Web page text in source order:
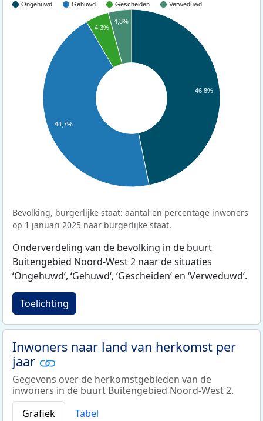
Ongehuwd Gehuwd Gescheiden Verweduwd
46,8%
4,3%
4,3%
44,7%
Bevolking, burgerlijke staat: aantal en percentage inwoners
op 1 januari 2025 naar burgerlijke staat.
Onderverdeling van de bevolking in de buurt
Buitengebied Noord-West 2 naar de situaties
‘Ongehuwd‘, ‘Gehuwd‘, ‘Gescheiden‘ en ‘Verweduwd‘.
Toelichting
Inwoners naar land van herkomst per
jaar
Gegevens over de herkomstgebieden van de
inwoners in de buurt Buitengebied Noord-West 2.
Grafiek
Tabel